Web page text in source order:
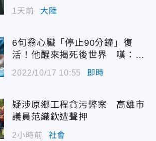
1天前 大陸
6旬翁心臟「停止90分鐘」復
活！他醒來揭死後世界 嘆：很
2022/10/17 10:55 即時
疑涉原鄉工程貪污弊案 高雄市
議員范織欽遭聲押
2小時前 社會